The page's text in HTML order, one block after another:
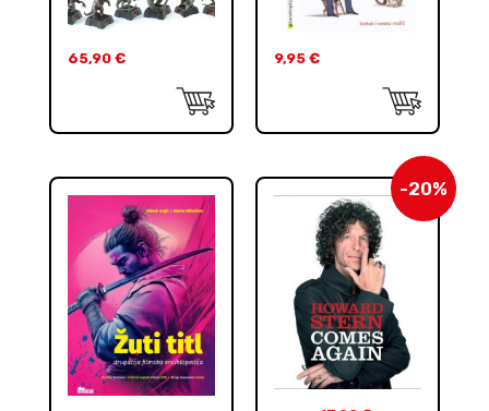
65,90 € 9,95 €
-20%